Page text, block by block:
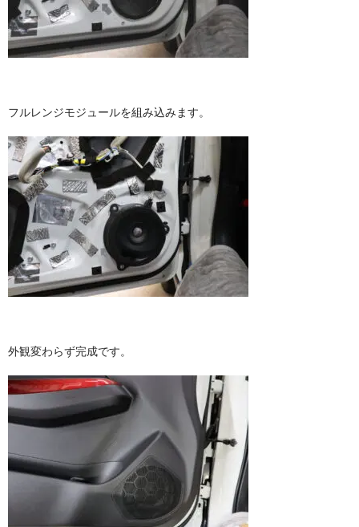
フルレンジモジュールを組み込みます。
外観変わらず完成です。